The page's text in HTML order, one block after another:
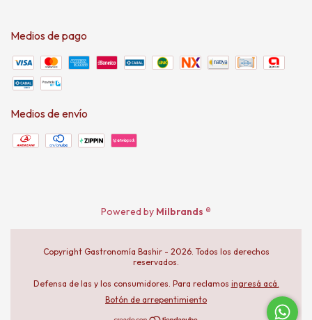
Medios de pago
Medios de envío
Powered by Milbrands ®
Copyright Gastronomía Bashir - 2026. Todos los derechos
reservados.
Defensa de las y los consumidores. Para reclamos ingresá acá.
Botón de arrepentimiento